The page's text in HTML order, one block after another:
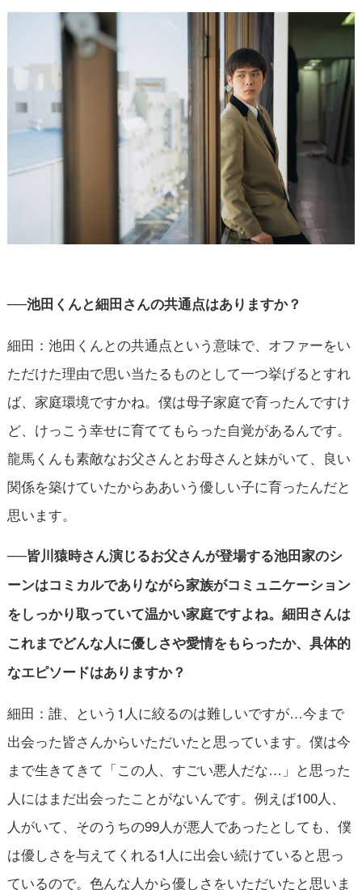
──池田くんと細田さんの共通点はありますか？
細田：池田くんとの共通点という意味で、オファーをい
ただけた理由で思い当たるものとして一つ挙げるとすれ
ば、家庭環境ですかね。僕は母子家庭で育ったんですけ
ど、けっこう幸せに育ててもらった自覚があるんです。
龍馬くんも素敵なお父さんとお母さんと妹がいて、良い
関係を築けていたからああいう優しい子に育ったんだと
思います。
──皆川猿時さん演じるお父さんが登場する池田家のシ
ーンはコミカルでありながら家族がコミュニケーション
をしっかり取っていて温かい家庭ですよね。細田さんは
これまでどんな人に優しさや愛情をもらったか、具体的
なエピソードはありますか？
細田：誰、という1人に絞るのは難しいですが…今まで
出会った皆さんからいただいたと思っています。僕は今
まで生きてきて「この人、すごい悪人だな…」と思った
人にはまだ出会ったことがないんです。例えば100人、
人がいて、そのうちの99人が悪人であったとしても、僕
は優しさを与えてくれる1人に出会い続けていると思っ
ているので。色んな人から優しさをいただいたと思いま